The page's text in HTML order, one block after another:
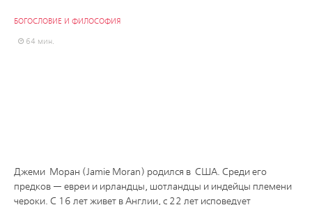
БОГОСЛОВИЕ И ФИЛОСОФИЯ
64 мин.
Джеми Моран (Jamie Moran) родился в США. Среди его
предков — евреи и ирландцы, шотландцы и индейцы племени
чероки. С 16 лет живет в Англии, с 22 лет исповедует